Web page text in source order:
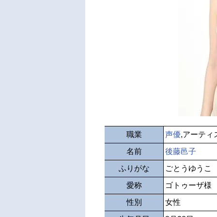
職業 声優,アーティ
名前 後藤邑子
ふりがな ごとうゆうこ
愛称 ゴトゥーザ様
性別 女性